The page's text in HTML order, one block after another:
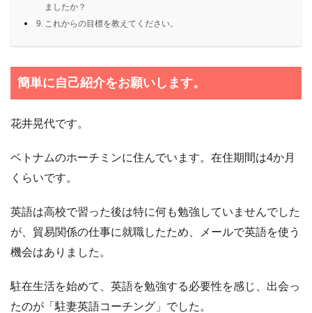
ましたか？
これからの目標を教えてください。
簡単に自己紹介をお願いします。
花井晃代です。
ベトナムのホーチミンに住んでいます。在住期間は4か月
くらいです。
英語は高校で習った後は特に何も勉強していませんでした
が、貿易関係の仕事に就職したため、メールで英語を使う
機会はありました。
駐在生活を始めて、英語を勉強する必要性を感じ、出会っ
たのが「駐妻英語コーチング」でした。